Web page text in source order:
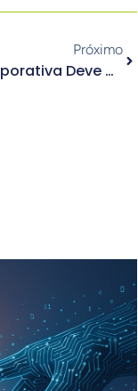
Próximo
Orçamento De Comunicação Corporativa Deve Crescer Em 2025